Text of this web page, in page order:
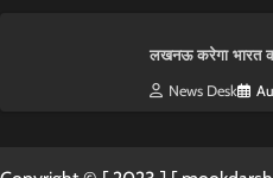
लखनऊ करेगा भारत
News Desk